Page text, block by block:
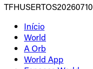
TFHUSERTOS20260710
Início
World
A Orb
World App